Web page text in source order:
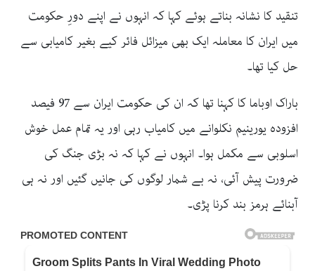
تنقید کا نشانہ بناتے ہوئے کہا کہ انہوں نے اپنے دورِ حکومت
میں ایران کا معاملہ ایک بھی میزائل فائر کیے بغیر کامیابی سے
حل کیا تھا۔
باراک اوباما کا کہنا تھا کہ ان کی حکومت ایران سے 97 فیصد
افزودہ یورینیم نکلوانے میں کامیاب رہی اور یہ تمام عمل خوش
اسلوبی سے مکمل ہوا۔ انہوں نے کہا کہ نہ بڑی جنگ کی
ضرورت پیش آئی، نہ بے شمار لوگوں کی جانیں گئیں اور نہ ہی
آبنائے ہرمز بند کرنا پڑی۔